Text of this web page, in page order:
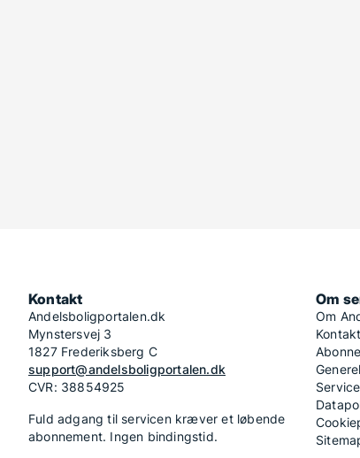
Kontakt
Andelsboligportalen.dk
Mynstersvej 3
1827 Frederiksberg C
support@andelsboligportalen.dk
CVR: 38854925
Fuld adgang til servicen kræver et løbende
abonnement. Ingen bindingstid.
Om
Om